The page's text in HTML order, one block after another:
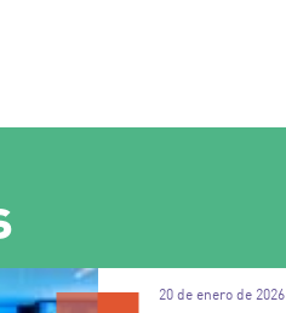
20 de enero de 2026